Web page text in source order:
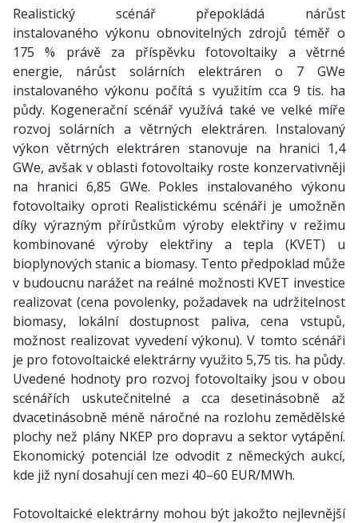
Realistický scénář přepokládá nárůst
instalovaného výkonu obnovitelných zdrojů téměř o
175 % právě za příspěvku fotovoltaiky a větrné
energie, nárůst solárních elektráren o 7 GWe
instalovaného výkonu počítá s využitím cca 9 tis. ha
půdy. Kogenerační scénář využívá také ve velké míře
rozvoj solárních a větrných elektráren. Instalovaný
výkon větrných elektráren stanovuje na hranici 1,4
GWe, avšak v oblasti fotovoltaiky roste konzervativněji
na hranici 6,85 GWe. Pokles instalovaného výkonu
fotovoltaiky oproti Realistickému scénáři je umožněn
díky výrazným přírůstkům výroby elektřiny v režimu
kombinované výroby elektřiny a tepla (KVET) u
bioplynových stanic a biomasy. Tento předpoklad může
v budoucnu narážet na reálné možnosti KVET investice
realizovat (cena povolenky, požadavek na udržitelnost
biomasy, lokální dostupnost paliva, cena vstupů,
možnost realizovat vyvedení výkonu). V tomto scénáři
je pro fotovoltaické elektrárny využito 5,75 tis. ha půdy.
Uvedené hodnoty pro rozvoj fotovoltaiky jsou v obou
scénářích uskutečnitelné a cca desetinásobně až
dvacetinásobně méně náročné na rozlohu zemědělské
plochy než plány NKEP pro dopravu a sektor vytápění.
Ekonomický potenciál lze odvodit z německých aukcí,
kde již nyní dosahují cen mezi 40–60 EUR/MWh.
Fotovoltaické elektrárny mohou být jakožto nejlevnější